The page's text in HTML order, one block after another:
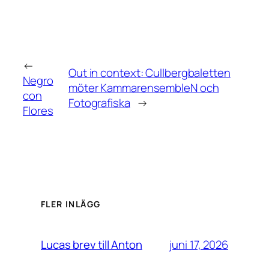
←
Negro
con
Flores
Out in context: Cullbergbaletten
möter KammarensembleN och
Fotografiska →
FLER INLÄGG
Lucas brev till Anton juni 17, 2026